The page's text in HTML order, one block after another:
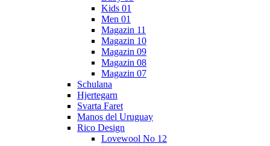
Kids 01
Men 01
Magazin 11
Magazin 10
Magazin 09
Magazin 08
Magazin 07
Schulana
Hjertegarn
Svarta Faret
Manos del Uruguay
Rico Design
Lovewool No 12